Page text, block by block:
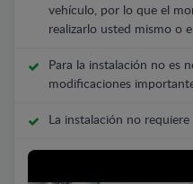
vehículo, por lo que el
realizarlo usted mismo o
Para la instalación no es
modificaciones
La instalación no